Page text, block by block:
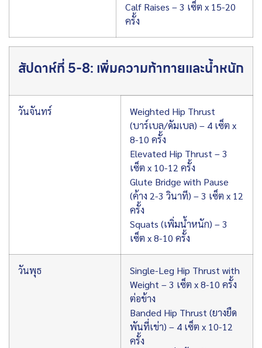
Calf Raises – 3 เซ็ต x 15-20
ครั้ง
สัปดาห์ที่ 5-8: เพิ่มความท้าทายและน้ำหนัก
วันจันทร์
Weighted Hip Thrust
(บาร์เบล/ดัมเบล) – 4 เซ็ต x
8-10 ครั้ง
Elevated Hip Thrust – 3
เซ็ต x 10-12 ครั้ง
Glute Bridge with Pause
(ค้าง 2-3 วินาที) – 3 เซ็ต x 12
ครั้ง
Squats (เพิ่มน้ำหนัก) – 3
เซ็ต x 8-10 ครั้ง
วันพุธ
Single-Leg Hip Thrust with
Weight – 3 เซ็ต x 8-10 ครั้ง
ต่อข้าง
Banded Hip Thrust (ยางยืด
พันที่เข่า) – 4 เซ็ต x 10-12
ครั้ง